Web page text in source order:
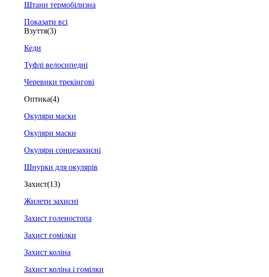
Штани термобілизна
Показати всі
Взуття(3)
Кеди
Туфлі велосипедні
Черевики трекінгові
Оптика(4)
Окуляри маски
Окуляри маски
Окуляри сонцезахисні
Шнурки для окулярів
Захист(13)
Жилети захисні
Захист голеностопа
Захист гомілки
Захист коліна
Захист коліна і гомілки